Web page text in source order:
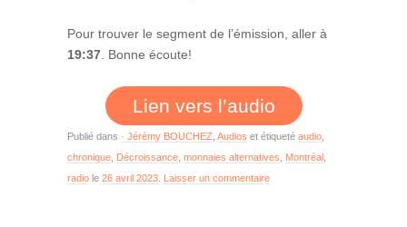
Pour trouver le segment de l’émission, aller à
19:37 . Bonne écoute!
Lien vers l’audio
Publié dans · Jérémy BOUCHEZ Audios et étiqueté audio
chronique Décroissance monnaies alternatives Montréal
radio le 26 avril 2023 Laisser un commentaire